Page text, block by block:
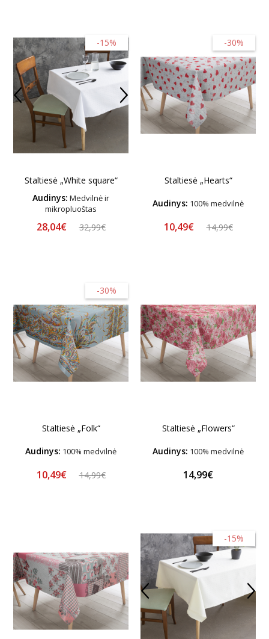
-15%
Staltiesė „White square“
Audinys: Medvilnė ir
mikropluoštas
28,04€ 32,99€
-30%
Staltiesė „Hearts“
Audinys: 100% medvilnė
10,49€ 14,99€
-30%
Staltiesė „Folk“
Audinys: 100% medvilnė
10,49€ 14,99€
Staltiesė „Flowers“
Audinys: 100% medvilnė
14,99€
-15%